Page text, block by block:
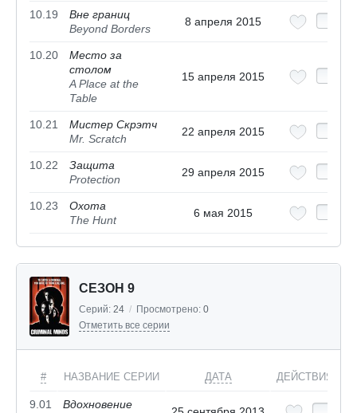
10.19
Вне границ
Beyond Borders
8 апреля 2015
10.20
Место за
столом
A Place at the
Table
15 апреля 2015
10.21
Мистер Скрэтч
Mr. Scratch
22 апреля 2015
10.22
Защита
Protection
29 апреля 2015
10.23
Охота
The Hunt
6 мая 2015
СЕЗОН 9
Серий: 24 / Просмотрено: 0
Отметить все серии
# НАЗВАНИЕ СЕРИИ ДАТА ДЕЙСТВИЯ
9.01
Вдохновение